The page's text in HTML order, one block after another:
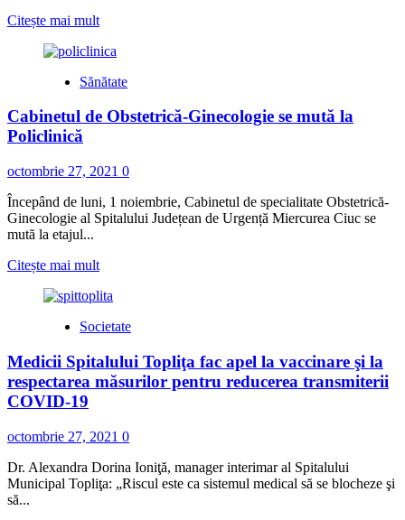
Citește mai multRead
about
noaptea
sâmbătă
România
revine
la
„Timpul
Legal
Sănătate
Cabinetul de Obstetrică-Ginecologie se mută la
Policlinică
octombrie 27, 2021 0
Începând de luni, 1 noiembrie, Cabinetul de specialitate Obstetrică-
Ginecologie al Spitalului Județean de Urgență Miercurea Ciuc se
mută la etajul...
Citește mai multRead
about
de
Ginecologie
se
mută
Societate
Medicii Spitalului Topliţa fac apel la vaccinare şi la
respectarea măsurilor pentru reducerea transmiterii
COVID-19
octombrie 27, 2021 0
Dr. Alexandra Dorina Ioniţă, manager interimar al Spitalului
Municipal Topliţa: „Riscul este ca sistemul medical să se blocheze şi
să...